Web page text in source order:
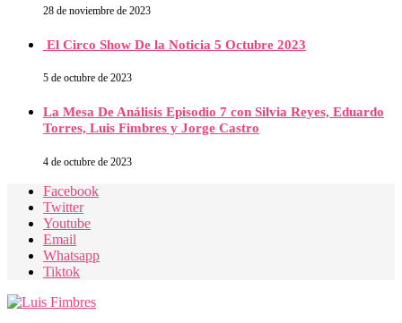
28 de noviembre de 2023
El Circo Show De la Noticia 5 Octubre 2023
5 de octubre de 2023
La Mesa De Análisis Episodio 7 con Silvia Reyes, Eduardo
Torres, Luis Fimbres y Jorge Castro
4 de octubre de 2023
Facebook
Twitter
Youtube
Email
Whatsapp
Tiktok